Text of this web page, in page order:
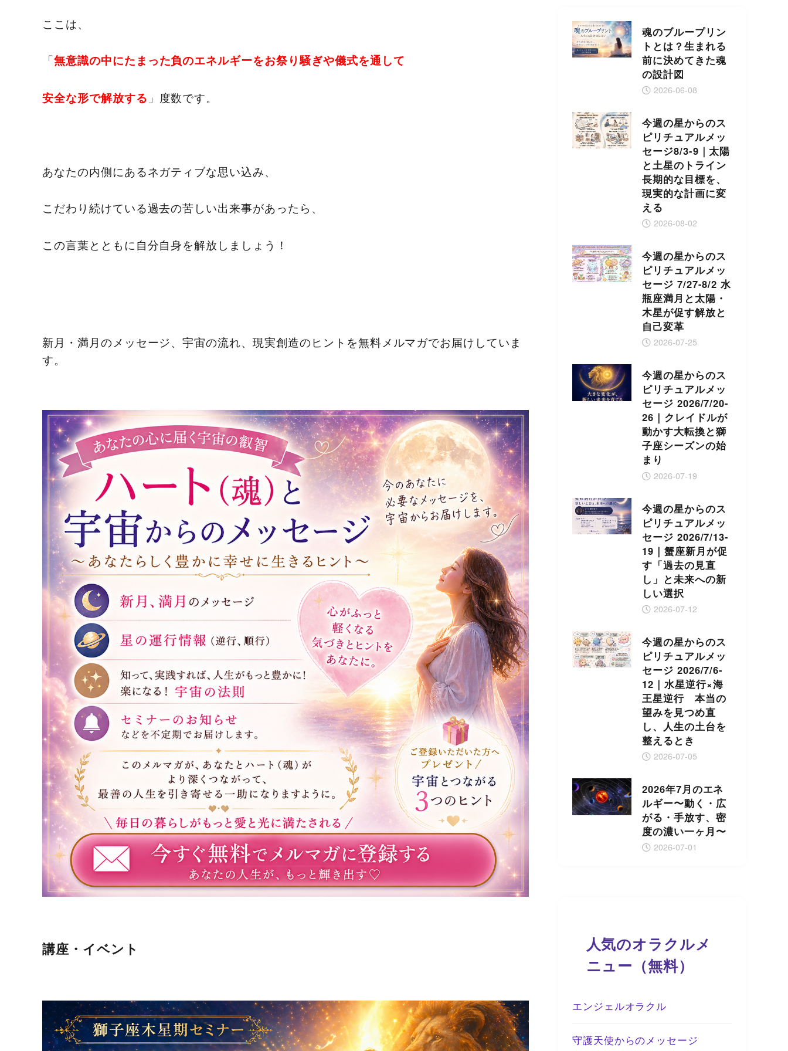
ここは、
「無意識の中にたまった負のエネルギーをお祭り騒ぎや儀式を通して
安全な形で解放する 」度数です。
あなたの内側にあるネガティブな思い込み、
こだわり続けている過去の苦しい出来事があったら、
この言葉とともに自分自身を解放しましょう！
新月・満月のメッセージ、宇宙の流れ、現実創造のヒントを無料メルマガでお届けしていま
す。
講座・イベント
魂のブループリン
トとは？生まれる
前に決めてきた魂
の設計図
2026-06-08
今週の星からのス
ピリチュアルメッ
セージ8/3-9｜太陽
と土星のトライン
長期的な目標を、
現実的な計画に変
える
2026-08-02
今週の星からのス
ピリチュアルメッ
セージ 7/27-8/2 水
瓶座満月と太陽・
木星が促す解放と
自己変革
2026-07-25
今週の星からのス
ピリチュアルメッ
セージ 2026/7/20-
26｜クレイドルが
動かす大転換と獅
子座シーズンの始
まり
2026-07-19
今週の星からのス
ピリチュアルメッ
セージ 2026/7/13-
19｜蟹座新月が促
す「過去の見直
し」と未来への新
しい選択
2026-07-12
今週の星からのス
ピリチュアルメッ
セージ 2026/7/6-
12｜水星逆行×海
王星逆行 本当の
望みを見つめ直
し、人生の土台を
整えるとき
2026-07-05
2026年7月のエネ
ルギー〜動く・広
がる・手放す、密
度の濃い一ヶ月〜
2026-07-01
人気のオラクルメ
ニュー（無料）
エンジェルオラクル
守護天使からのメッセージ